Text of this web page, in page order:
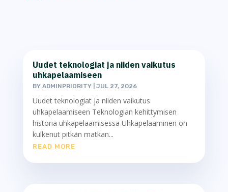
Uudet teknologiat ja niiden vaikutus
uhkapelaamiseen
BY ADMINPRIORITY| JUL 27, 2026
Uudet teknologiat ja niiden vaikutus
uhkapelaamiseen Teknologian kehittymisen
historia uhkapelaamisessa Uhkapelaaminen on
kulkenut pitkän matkan...
READ MORE